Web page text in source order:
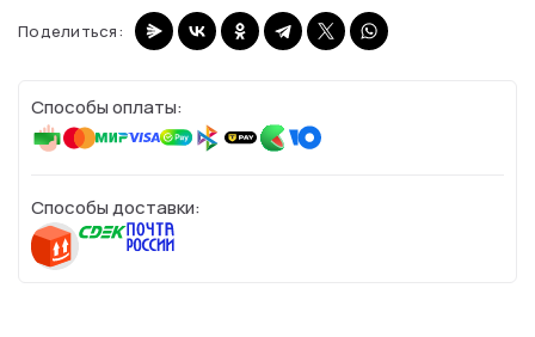
Поделиться:
Способы оплаты:
Способы доставки: